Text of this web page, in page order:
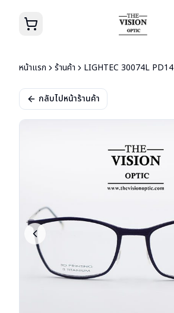
หน้าแรก ร้านค้า LIGHTEC 30074L PD14
กลับไปหน้าร้านค้า